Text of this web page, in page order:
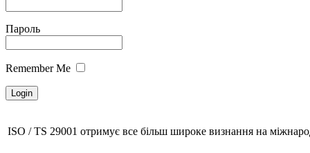
Пароль
Remember Me
ISO / TS 29001 отримує все більш широке визнання на